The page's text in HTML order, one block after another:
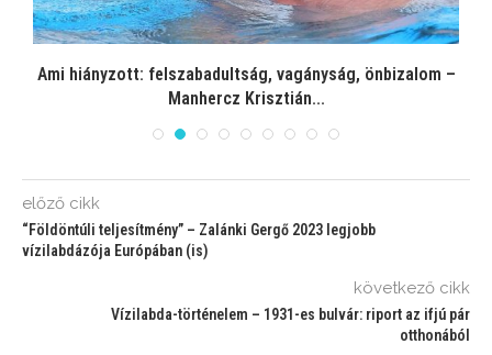
Ami hiányzott: felszabadultság, vagányság, önbizalom –
Manhercz Krisztián...
előző cikk
“Földöntúli teljesítmény” – Zalánki Gergő 2023 legjobb
vízilabdázója Európában (is)
következő cikk
Vízilabda-történelem – 1931-es bulvár: riport az ifjú pár
otthonából